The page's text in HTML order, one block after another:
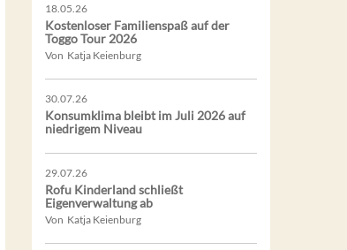
18.05.26
Kostenloser Familienspaß auf der
Toggo Tour 2026
Von Katja Keienburg
30.07.26
Konsumklima bleibt im Juli 2026 auf
niedrigem Niveau
29.07.26
Rofu Kinderland schließt
Eigenverwaltung ab
Von Katja Keienburg